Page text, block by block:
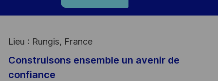
Lieu : Rungis, France
Construisons ensemble un avenir de
confiance